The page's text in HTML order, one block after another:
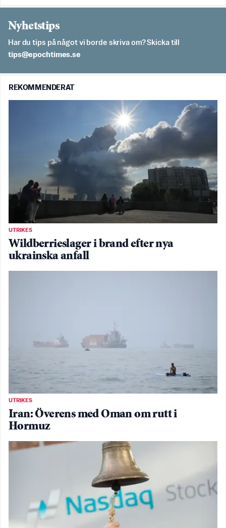
Nyhetstips
Har du tips på något vi borde skriva om? Skicka till
es.semithcope@spit
REKOMMENDERAT
UTRIKES
Wildberrieslager i brand efter nya
ukrainska anfall
UTRIKES
Iran: Överens med Oman om rutt i
Hormuz